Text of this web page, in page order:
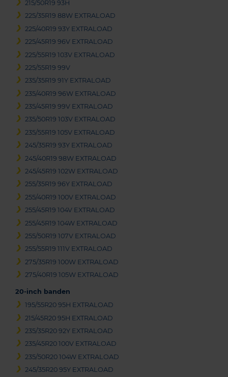
215/50R19 93H
225/35R19 88W EXTRALOAD
225/40R19 93Y EXTRALOAD
225/45R19 96V EXTRALOAD
225/55R19 103V EXTRALOAD
225/55R19 99V
235/35R19 91Y EXTRALOAD
235/40R19 96W EXTRALOAD
235/45R19 99V EXTRALOAD
235/50R19 103V EXTRALOAD
235/55R19 105V EXTRALOAD
245/35R19 93Y EXTRALOAD
245/40R19 98W EXTRALOAD
245/45R19 102W EXTRALOAD
255/35R19 96Y EXTRALOAD
255/40R19 100V EXTRALOAD
255/45R19 104V EXTRALOAD
255/45R19 104W EXTRALOAD
255/50R19 107V EXTRALOAD
255/55R19 111V EXTRALOAD
275/35R19 100W EXTRALOAD
275/40R19 105W EXTRALOAD
20-inch banden
195/55R20 95H EXTRALOAD
215/45R20 95H EXTRALOAD
235/35R20 92Y EXTRALOAD
235/45R20 100V EXTRALOAD
235/50R20 104W EXTRALOAD
245/35R20 95Y EXTRALOAD